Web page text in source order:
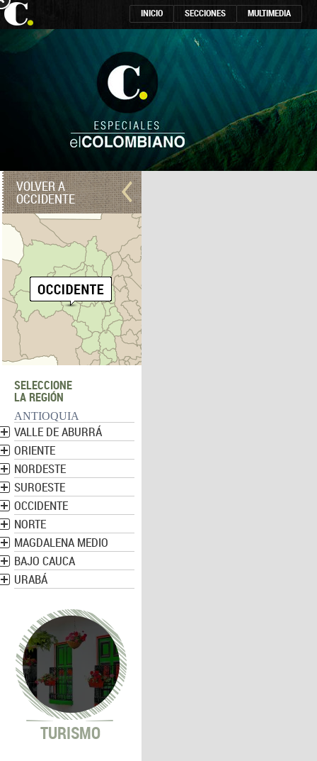
INICIO SECCIONES MULTIMEDIA
VOLVER A
OCCIDENTE
SELECCIONE
LA REGIÓN
ANTIOQUIA
VALLE DE ABURRÁ
ORIENTE
NORDESTE
SUROESTE
OCCIDENTE
NORTE
MAGDALENA MEDIO
BAJO CAUCA
URABÁ
TURISMO